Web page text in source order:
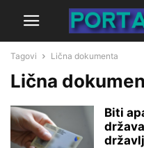
Tagovi Lična dokumenta
Lična
Biti